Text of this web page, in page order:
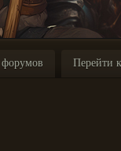
Перейти